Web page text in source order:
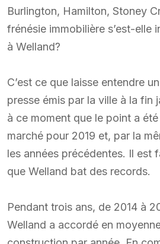
Burlington, Hamilton, Stoney
frénésie immobilière s’est-elle
à Welland?
C’est ce que laisse entendre
presse émis par la ville à la fin
à ce moment que le point a
marché pour 2019 et, par la
les années précédentes. Il est
que Welland bat des records.
Pendant trois ans, de 2014 à
Welland a accordé en